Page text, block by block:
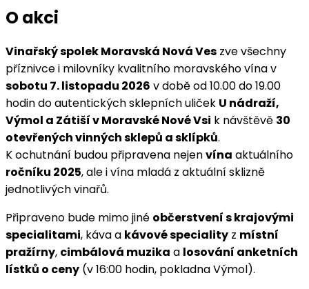
O akci
Vinařský spolek Moravská Nová Ves zve všechny
příznivce i milovníky kvalitního moravského vína v
sobotu 7. listopadu 2026 v době od 10.00 do 19.00
hodin do autentických sklepních uliček U nádraží,
Výmol a Zátiší v Moravské Nové Vsi k návštěvě 30
otevřených vinných sklepů a sklípků.
K ochutnání budou připravena nejenvína aktuálního
ročníku 2025, ale i vína mladá z aktuální sklizně
jednotlivých vinařů.
Připraveno bude mimo jiné občerstvení s krajovými
specialitami, káva a kávové speciality z místní
pražírny, cimbálová muzika a losování anketních
lístků o ceny (v 16:00 hodin, pokladna Výmol).